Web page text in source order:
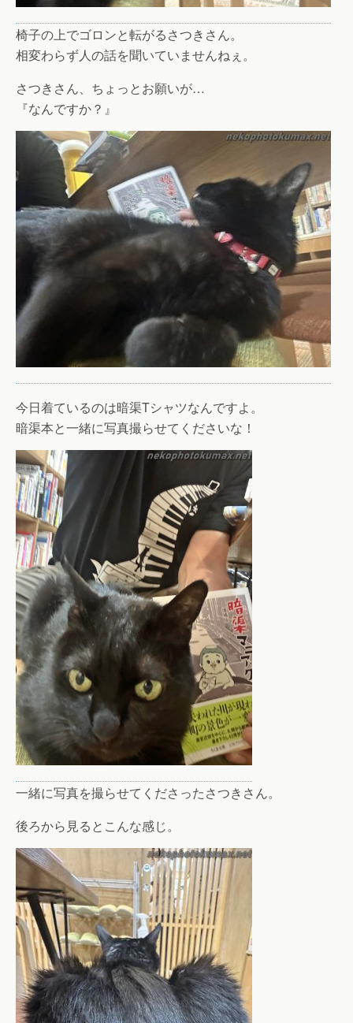
椅子の上でゴロンと転がるさつきさん。
相変わらず人の話を聞いていませんねぇ。
さつきさん、ちょっとお願いが…
『なんですか？』
今日着ているのは暗渠Tシャツなんですよ。
暗渠本と一緒に写真撮らせてくださいな！
一緒に写真を撮らせてくださったさつきさん。
後ろから見るとこんな感じ。